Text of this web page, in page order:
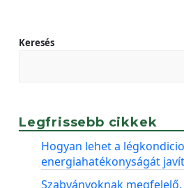
Keresés
Legfrissebb cikkek
Hogyan lehet a
energiahatékonyságát
Szabványoknak